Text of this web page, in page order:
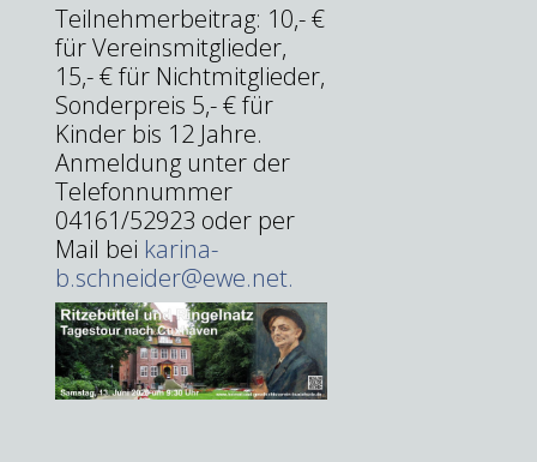
Teilnehmerbeitrag: 10,- €
für Vereinsmitglieder,
15,- € für Nichtmitglieder,
Sonderpreis 5,- € für
Kinder bis 12 Jahre.
Anmeldung unter der
Telefonnummer
04161/52923 oder per
Mail bei karina-
b.schneider@ewe.net.